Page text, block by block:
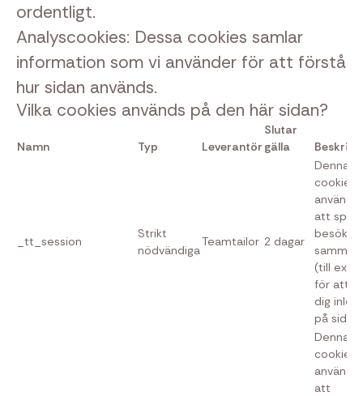
ordentligt.
Analyscookies: Dessa cookies samlar
information som vi använder för att förstå
hur sidan används.
Vilka cookies används på den här sidan?
Namn Typ Leverantör
Slutar
gälla
_tt_session
Strikt
nödvändiga
Teamtailor 2 dagar
Denna
cookie
används
att
(till
för att
dig
på
Denna
cookie
används
att